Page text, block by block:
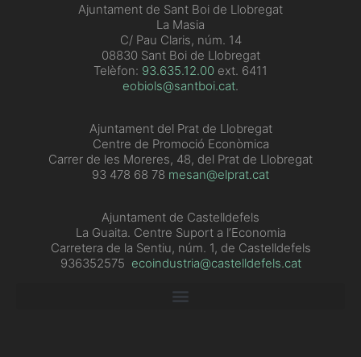
Ajuntament de Sant Boi de Llobregat
La Masia
C/ Pau Claris, núm. 14
08830 Sant Boi de Llobregat
Telèfon: 93.635.12.00 ext. 6411
eobiols@santboi.cat
Ajuntament del Prat de Llobregat
Centre de Promoció Econòmica
Carrer de les Moreres, 48, del Prat de Llobregat
93 478 68 78 mesan@elprat.cat
Ajuntament de Castelldefels
La Guaita. Centre Suport a l’Economia
Carretera de la Sentiu, núm. 1, de Castelldefels
936352575 ecoindustria@castelldefels.cat